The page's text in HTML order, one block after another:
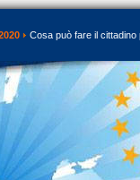
Cosa può fare il cittadino